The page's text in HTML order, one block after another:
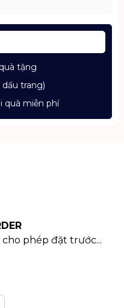
tặng
trang)
quà miễn phí
phép đặt trước...